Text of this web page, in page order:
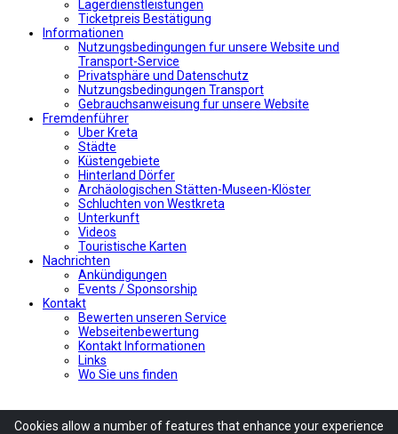
Lagerdienstleistungen
Ticketpreis Bestätigung
Informationen
Nutzungsbedingungen fur unsere Website und
Transport-Service
Privatsphäre und Datenschutz
Nutzungsbedingungen Transport
Gebrauchsanweisung fur unsere Website
Fremdenführer
Uber Kreta
Städte
Küstengebiete
Hinterland Dörfer
Archäologischen Stätten-Museen-Klöster
Schluchten von Westkreta
Unterkunft
Videos
Touristische Karten
Nachrichten
Ankündigungen
Events / Sponsorship
Kontakt
Bewerten unseren Service
Webseitenbewertung
Kontakt Informationen
Links
Wo Sie uns finden
Cookies allow a number offeatures that enhance your experience